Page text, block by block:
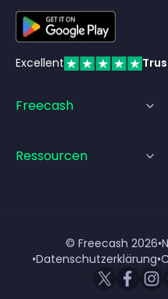
Excellent
Freecash
Ressourcen
© Freecash 2026•
•Datenschutzerklärung•